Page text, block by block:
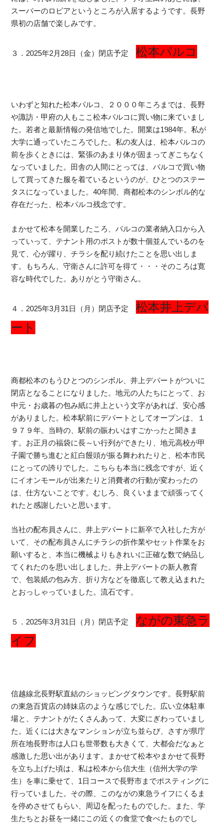
スーパーのロピアというところが入居するようです。長野
県初の店舗で楽しみです。
３．2025年2月28日（金）閉店予定松本パルコ
いわずと知れた松本パルコ、２０００年ころまでは、長野
や諏訪・甲府の人もここ松本パルコに買い物に来ていまし
た。若者と最新情報の発信地でした。開業は1984年。私が
大学に通っていたころでした。私の友人は、松本パルコの
前を歩くときには、緊張のあまり体が固まってぎこちなく
なっていました。田舎の人間にとっては、パルコで買い物
して買ってきた服を着ているというのが、ひとつのステー
タスになっていました。40年間、商都松本のシンボル的な
存在だった、松本パルコ残念です。
まかせて松本を開業したころ、パルコの業者納入口から入
っていって、テナント用のポストが数十個並んでいるのを
見て、心が躍り、チラシを配り続けたことを思い出しま
す。もちろん、守衛さんに許可を得て・・・そのころは寛
容な時代でした。ありがとう守衛さん。
４．2025年3月31日（月）閉店予定松本井上デパ
ート
商都松本のもうひとつのシンボル、井上デパートがついに
閉店となることになりました。地元の人たちにとって、お
中元・お歳暮の包み紙に井上という文字があれば、安心感
がありました。松本駅前にデパートとしてオープンは、１
９７９年。当時の、駅前の賑わいはすごかったと聞きま
す。お正月の福袋に長～い行列ができたり、地元高校が甲
子園で勝ち進むと紅白饅頭が振る舞われたりと、松本市民
にとっての誇りでした。こちらも本当に残念ですが、近く
にイオンモールが出来たりと消費者の行動が変わったの
は、仕方ないことです。むしろ、良くいままで頑張ってく
れたと感謝したいと思います。
当社の配布員さんに、井上デパートに新卒で入社した方が
いて、その配布員さんにチラシの折作業やセット作業をお
願いすると、本当に機械よりもきれいに正確な数で納品し
てくれたのを思い出しました。井上デパートの新人教育
で、包装紙の包み方、折り方などを徹底して教え込まれた
とおっしゃっていました。流石です。
５．2025年3月31日（月）閉店予定 ながの東急ラ
イフ
信越線北長野駅直結のショッピングタウンです。長野駅前
の東急百貨店の姉妹店のような感じでした。広い立体駐車
場と、テナントがたくさんあって、大変にぎわっていまし
た。近くには大きなマンションが立ち並らび、さすが県庁
所在地長野市は人口も世帯数も大きくて、大都会だなぁと
感激した思い出があります。まかせて松本やまかせて長野
を立ち上げた頃は、私は松本から信大生（信州大学の学
生）を車に乗せて、1日コースで長野市までポスティングに
行っていました。その際、このながの東急ライフにくるま
を停めさせてもらい、周辺を配ったものでした。また、学
生たちとお昼を一緒にこの近くの食堂で食べたものでし